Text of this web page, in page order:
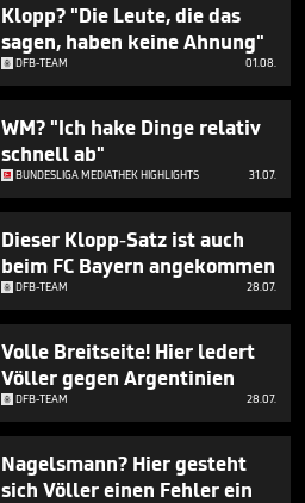
Klopp? "Die Leute, die das
sagen, haben keine Ahnung"
DFB-TEAM 01.08.
WM? "Ich hake Dinge relativ
schnell ab"
BUNDESLIGA MEDIATHEK HIGHLIGHTS 31.07.
Dieser Klopp-Satz ist auch
beim FC Bayern angekommen
DFB-TEAM 28.07.
Volle Breitseite! Hier ledert
Völler gegen Argentinien
DFB-TEAM 28.07.
Nagelsmann? Hier gesteht
sich Völler einen Fehler ein